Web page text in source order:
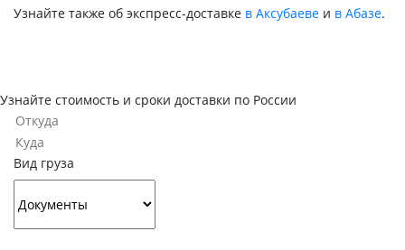
Узнайте также об экспресс-доставке в Аксубаеве и в Абазе.
Узнайте стоимость и сроки доставки по России
Вид груза